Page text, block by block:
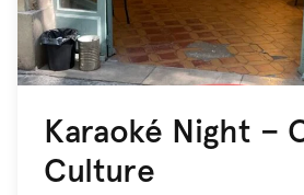
Karaoké Night –
Culture